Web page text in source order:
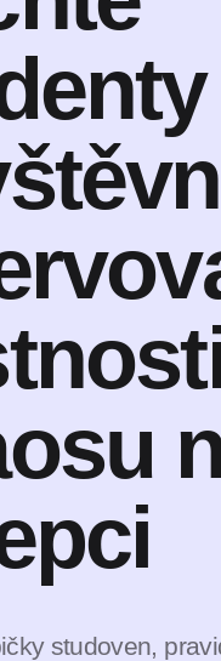
studoven,